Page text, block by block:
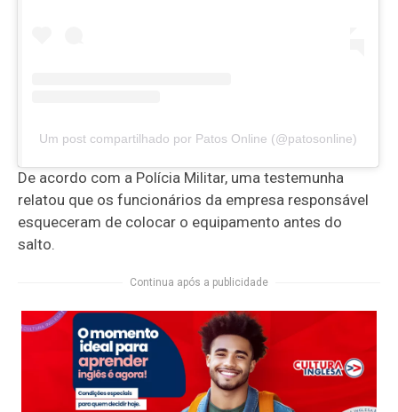
Um post compartilhado por Patos Online (@patosonline)
De acordo com a Polícia Militar, uma testemunha
relatou que os funcionários da empresa responsável
esqueceram de colocar o equipamento antes do
salto.
Continua após a publicidade